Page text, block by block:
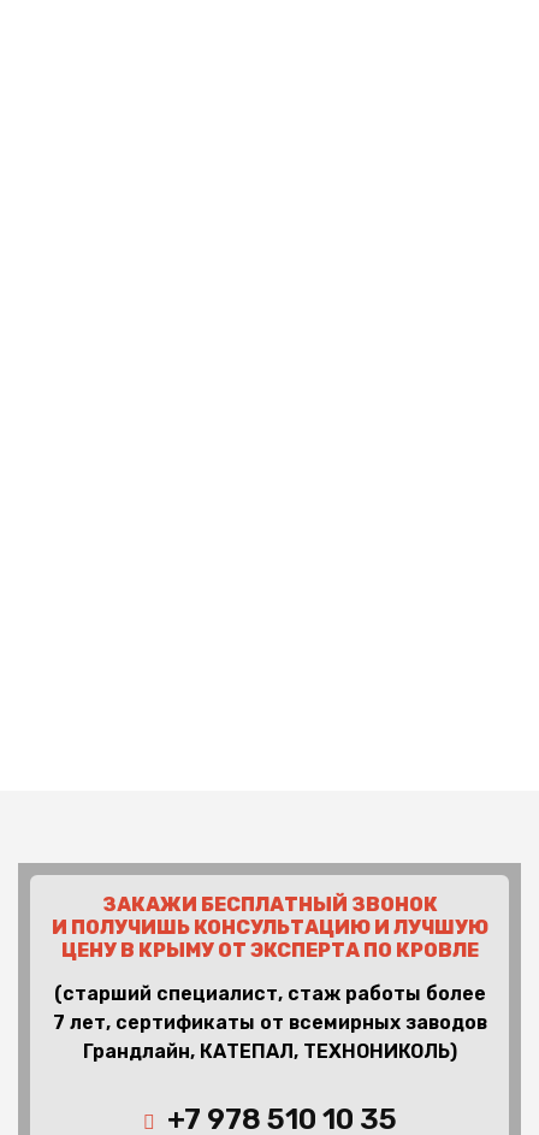
ЗАКАЖИ БЕСПЛАТНЫЙ ЗВОНОК
И ПОЛУЧИШЬ КОНСУЛЬТАЦИЮ И ЛУЧШУЮ
ЦЕНУ В КРЫМУ ОТ ЭКСПЕРТА ПО КРОВЛЕ
(старший специалист, стаж работы более
7 лет, сертификаты от всемирных заводов
Грандлайн, КАТЕПАЛ, ТЕХНОНИКОЛЬ)
+7 978 510 10 35